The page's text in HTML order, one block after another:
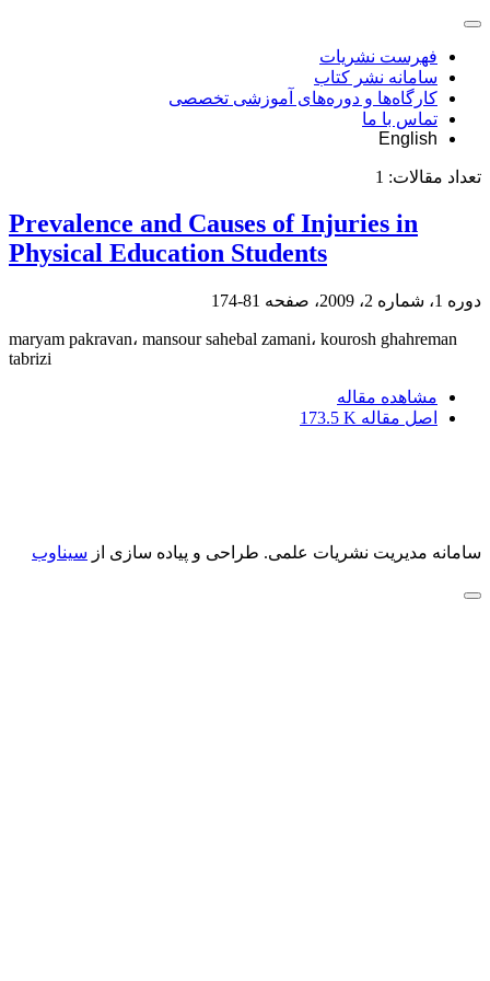
فهرست نشریات
سامانه نشر کتاب
کارگاه‌ها و دوره‌های آموزشی تخصصی
تماس با ما
English
تعداد مقالات: 1
Prevalence and Causes of Injuries in
Physical Education Students
دوره 1، شماره 2، 2009، صفحه 81-174
maryam pakravan، mansour sahebal zamani، kourosh ghahreman
tabrizi
مشاهده مقاله
اصل مقاله 173.5 K
سامانه مدیریت نشریات علمی. طراحی و پیاده سازی از سیناوب